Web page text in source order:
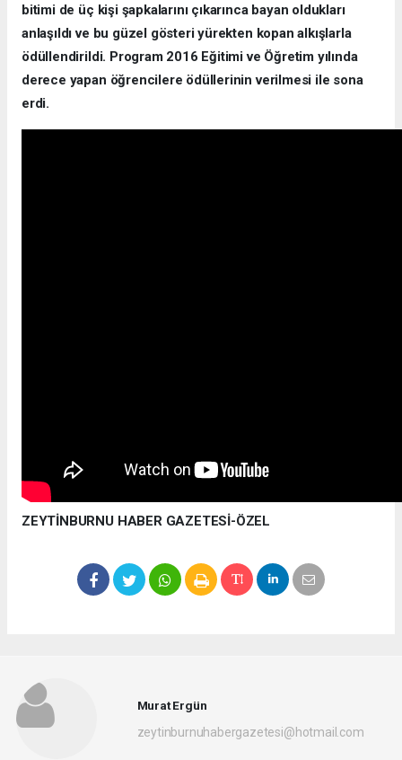
bitimi de üç kişi şapkalarını çıkarınca bayan oldukları
anlaşıldı ve bu güzel gösteri yürekten kopan alkışlarla
ödüllendirildi. Program 2016 Eğitimi ve Öğretim yılında
derece yapan öğrencilere ödüllerinin verilmesi ile sona
erdi.
ZEYTİNBURNU HABER GAZETESİ-ÖZEL
Murat Ergün
zeytinburnuhabergazetesi@hotmail.com